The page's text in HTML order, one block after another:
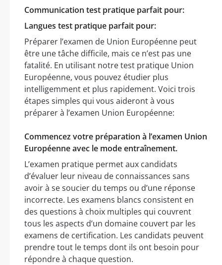
Communication test pratique parfait pour:
Langues test pratique parfait pour:
Préparer l’examen de Union Européenne peut
être une tâche difficile, mais ce n’est pas une
fatalité. En utilisant notre test pratique Union
Européenne, vous pouvez étudier plus
intelligemment et plus rapidement. Voici trois
étapes simples qui vous aideront à vous
préparer à l’examen Union Européenne:
Commencez votre préparation à l’examen Union
Européenne avec le mode entraînement.
L’examen pratique permet aux candidats
d’évaluer leur niveau de connaissances sans
avoir à se soucier du temps ou d’une réponse
incorrecte. Les examens blancs consistent en
des questions à choix multiples qui couvrent
tous les aspects d’un domaine couvert par les
examens de certification. Les candidats peuvent
prendre tout le temps dont ils ont besoin pour
répondre à chaque question.